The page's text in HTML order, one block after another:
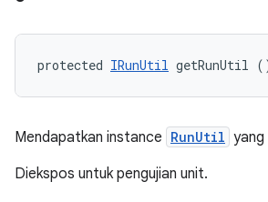
protected IRunUtil getRunUtil
Mendapatkan instance RunUtil yang
Diekspos untuk pengujian unit.